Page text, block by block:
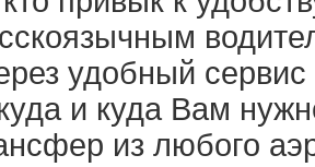
удобный сервис
и куда Вам
из любого